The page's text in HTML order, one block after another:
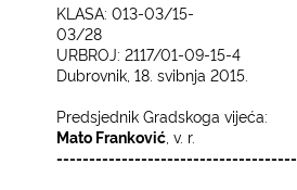
KLASA: 013-03/15-
03/28
URBROJ: 2117/01-09-15-4
Dubrovnik, 18. svibnja 2015.
Predsjednik Gradskoga vijeća:
Mato Franković , v. r.
-------------------------------------